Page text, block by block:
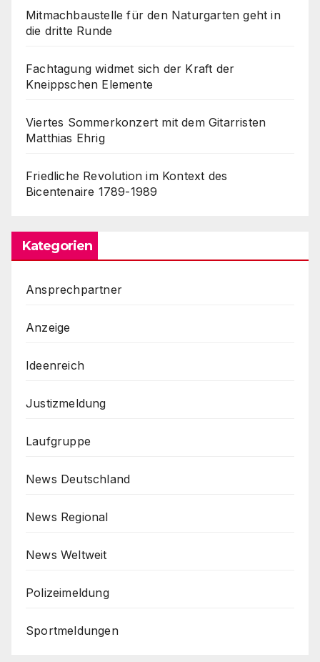
Mitmachbaustelle für den Naturgarten geht in
die dritte Runde
Fachtagung widmet sich der Kraft der
Kneippschen Elemente
Viertes Sommerkonzert mit dem Gitarristen
Matthias Ehrig
Friedliche Revolution im Kontext des
Bicentenaire 1789-1989
Kategorien
Ansprechpartner
Anzeige
Ideenreich
Justizmeldung
Laufgruppe
News Deutschland
News Regional
News Weltweit
Polizeimeldung
Sportmeldungen